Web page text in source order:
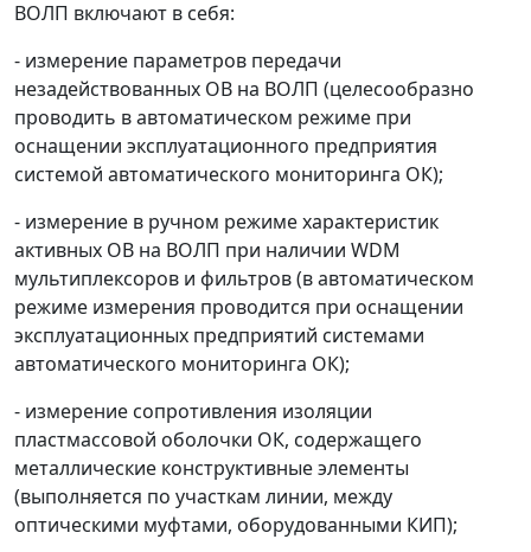
ВОЛП включают в себя:
- измерение параметров передачи
незадействованных ОВ на ВОЛП (целесообразно
проводить в автоматическом режиме при
оснащении эксплуатационного предприятия
системой автоматического мониторинга ОК);
- измерение в ручном режиме характеристик
активных ОВ на ВОЛП при наличии WDM
мультиплексоров и фильтров (в автоматическом
режиме измерения проводится при оснащении
эксплуатационных предприятий системами
автоматического мониторинга ОК);
- измерение сопротивления изоляции
пластмассовой оболочки ОК, содержащего
металлические конструктивные элементы
(выполняется по участкам линии, между
оптическими муфтами, оборудованными КИП);